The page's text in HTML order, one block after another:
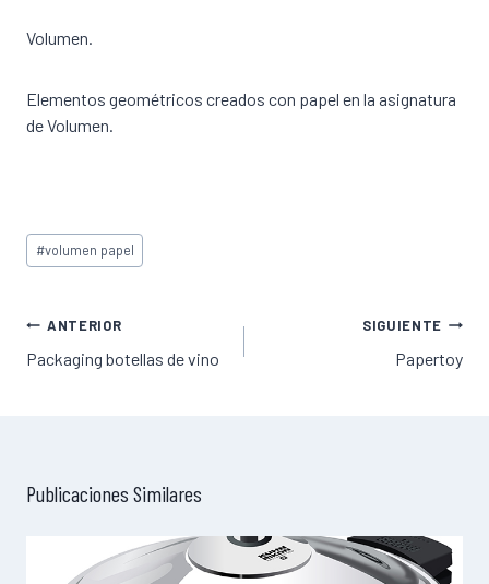
Volumen.
Elementos geométricos creados con papel en la asignatura
de Volumen.
Etiquetas
de
entrada:
#volumen papel
Navegación
de
ANTERIOR
Packaging botellas de vino
SIGUIENTE
Papertoy
Publicaciones Similares